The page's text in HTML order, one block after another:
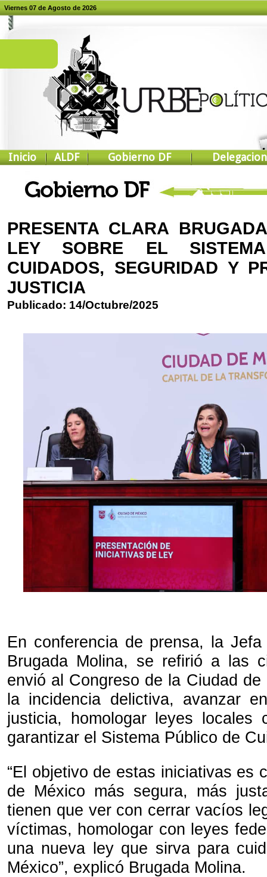
Viernes 07 de Agosto de 2026
Inicio ALDF Gobierno DF
PRESENTA CLARA
LEY SOBRE EL
CUIDADOS, SEGURIDAD Y
JUSTICIA
Publicado: 14/Octubre/2025
En conferencia de prensa, la
Brugada Molina, se refirió a las
envió al Congreso de la Ciudad
la incidencia delictiva, avanzar
justicia, homologar leyes locales
garantizar el Sistema Público de
“El objetivo de estas iniciativas es
de México más segura, más
tienen que ver con cerrar vacíos
víctimas, homologar con leyes
una nueva ley que sirva para
México”, explicó Brugada Molina.